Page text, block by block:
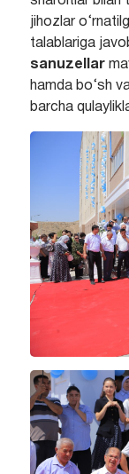
jihozlar
talablariga
sanuzellar
hamda bo‘sh
barcha